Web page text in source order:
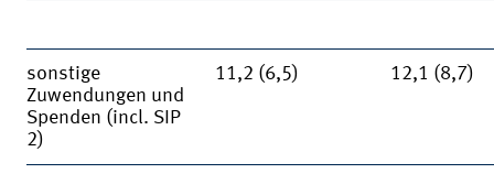
sonstige
Zuwendungen und
Spenden (incl. SIP
2)
11,2 (6,5) 12,1 (8,7)